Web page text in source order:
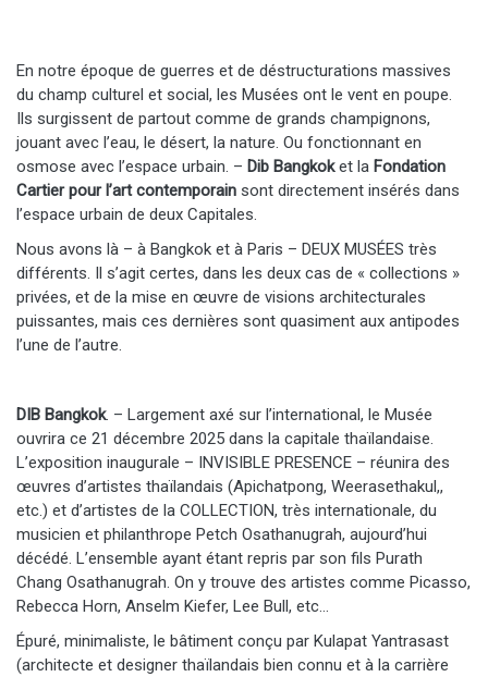
En notre époque de guerres et de déstructurations massives
du champ culturel et social, les Musées ont le vent en poupe.
Ils surgissent de partout comme de grands champignons,
jouant avec l’eau, le désert, la nature. Ou fonctionnant en
osmose avec l’espace urbain. – Dib Bangkoket la Fondation
Cartier pour l’art contemporain sont directement insérés dans
l’espace urbain de deux Capitales.
Nous avons là – à Bangkok et à Paris – DEUX MUSÉES très
différents. Il s’agit certes, dans les deux cas de « collections »
privées, et de la mise en œuvre de visions architecturales
puissantes, mais ces dernières sont quasiment aux antipodes
l’une de l’autre.
DIB Bangkok. – Largement axé sur l’international, le Musée
ouvrira ce 21 décembre 2025 dans la capitale thaïlandaise.
L’exposition inaugurale – INVISIBLE PRESENCE – réunira des
œuvres d’artistes thaïlandais (Apichatpong, Weerasethakul,,
etc.) et d’artistes de la COLLECTION, très internationale, du
musicien et philanthrope Petch Osathanugrah, aujourd’hui
décédé. L’ensemble ayant étant repris par son fils Purath
Chang Osathanugrah. On y trouve des artistes comme Picasso,
Rebecca Horn, Anselm Kiefer, Lee Bull, etc…
Épuré, minimaliste, le bâtiment conçu par Kulapat Yantrasast
(architecte et designer thaïlandais bien connu et à la carrière